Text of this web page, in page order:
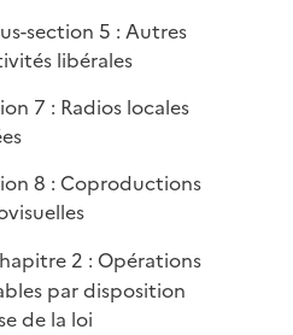
section 5 : Autres
libérales
7 : Radios locales
8 : Coproductions
2 : Opérations
par disposition
de la loi